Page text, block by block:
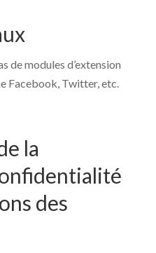
de modules d’extension
Facebook, Twitter, etc.
la
des